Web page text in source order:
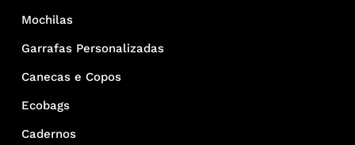
Mochilas
Garrafas Personalizadas
Canecas e Copos
Ecobags
Cadernos